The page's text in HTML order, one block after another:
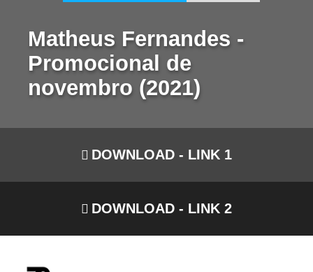
Matheus Fernandes -
Promocional de
novembro (2021)
DOWNLOAD - LINK 1
DOWNLOAD - LINK 2